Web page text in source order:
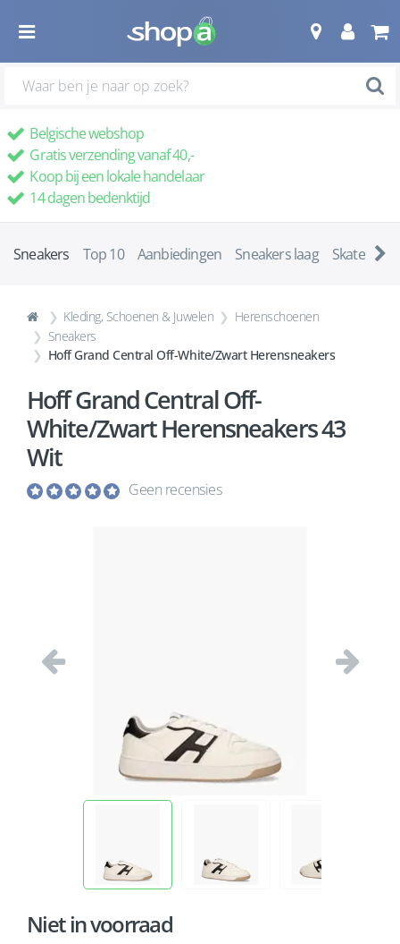
Belgische webshop
Gratis verzending vanaf 40,-
Koop bij een lokale handelaar
14 dagen bedenktijd
Sneakers Top 10 Aanbiedingen Sneakers laag
Kleding, Schoenen & Juwelen
Herenschoenen
Sneakers
Hoff Grand Central Off-White/Zwart Herensneakers
Hoff Grand Central Off-
White/Zwart Herensneakers 43
Wit
Geen recensies
Vorige
Niet in voorraad